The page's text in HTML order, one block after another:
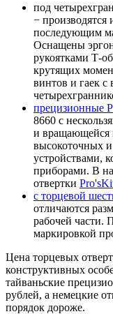
под
− производятся
последующим
Оснащены
рукоятками Т-
крутящих
винтов и гаек
прецизионные
8660 с
и вращающейся
высокоточных
устройствами,
приборами. В
отвертки
с торцевой
отличаются
рабочей части.
маркировкой
Цена торцевых
конструктивных
тайваньские
рублей, а немецкие
порядок дороже.